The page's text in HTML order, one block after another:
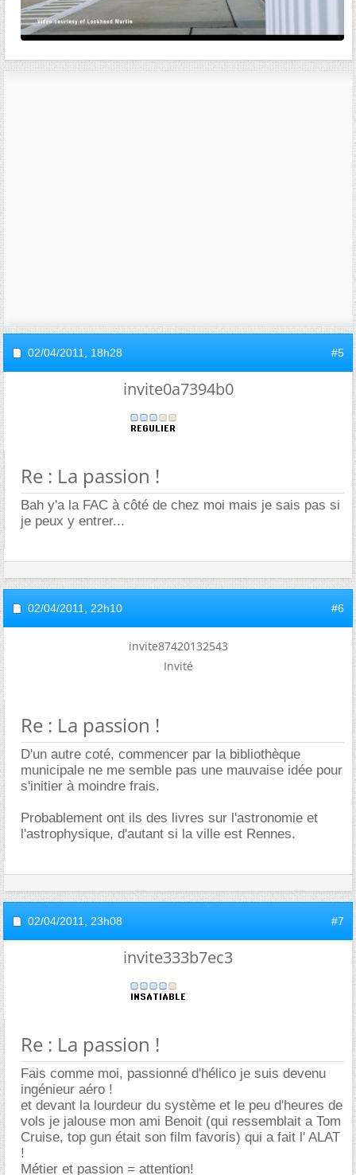
02/04/2011, 18h28 #5
invite0a7394b0
Re : La passion !
Bah y'a la FAC à côté de chez moi mais je sais pas si
je peux y entrer...
02/04/2011, 22h10 #6
invite87420132543
Invité
Re : La passion !
D'un autre coté, commencer par la bibliothèque
municipale ne me semble pas une mauvaise idée pour
s'initier à moindre frais.
Probablement ont ils des livres sur l'astronomie et
l'astrophysique, d'autant si la ville est Rennes.
02/04/2011, 23h08 #7
invite333b7ec3
Re : La passion !
Fais comme moi, passionné d'hélico je suis devenu
ingénieur aéro !
et devant la lourdeur du système et le peu d'heures de
vols je jalouse mon ami Benoit (qui ressemblait a Tom
Cruise, top gun était son film favoris) qui a fait l' ALAT
!
Métier et passion = attention!